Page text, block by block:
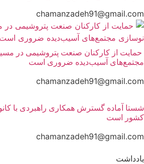
chamanzadeh91@gmail.com
حمایت از کارکنان صنعت پتروشیمی در
مجتمع‌های آسیب‌دیده ضروری است
chamanzadeh91@gmail.com
شستا آماده گسترش همکاری راهبردی با
کشور است
chamanzadeh91@gmail.com
یادداشت